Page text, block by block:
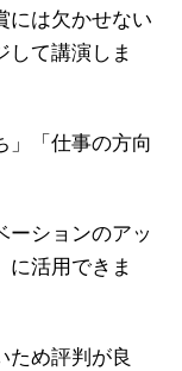
には欠かせない
して講演しま
」「仕事の方向
ーションのアッ
に活用できま
ため評判が良